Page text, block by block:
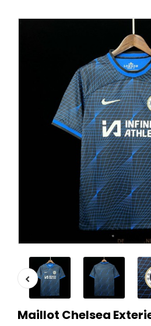
Maillot Chelsea